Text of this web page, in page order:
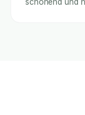
schonend und